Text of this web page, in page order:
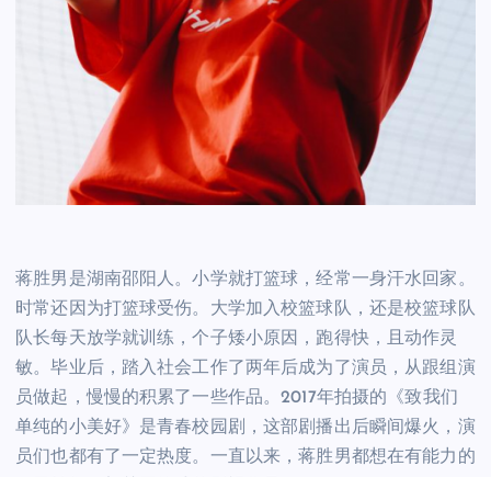
蒋胜男是湖南邵阳人。小学就打篮球，经常一身汗水回家。
时常还因为打篮球受伤。大学加入校篮球队，还是校篮球队
队长每天放学就训练，个子矮小原因，跑得快，且动作灵
敏。毕业后，踏入社会工作了两年后成为了演员，从跟组演
员做起，慢慢的积累了一些作品。2017年拍摄的《致我们
单纯的小美好》是青春校园剧，这部剧播出后瞬间爆火，演
员们也都有了一定热度。一直以来，蒋胜男都想在有能力的